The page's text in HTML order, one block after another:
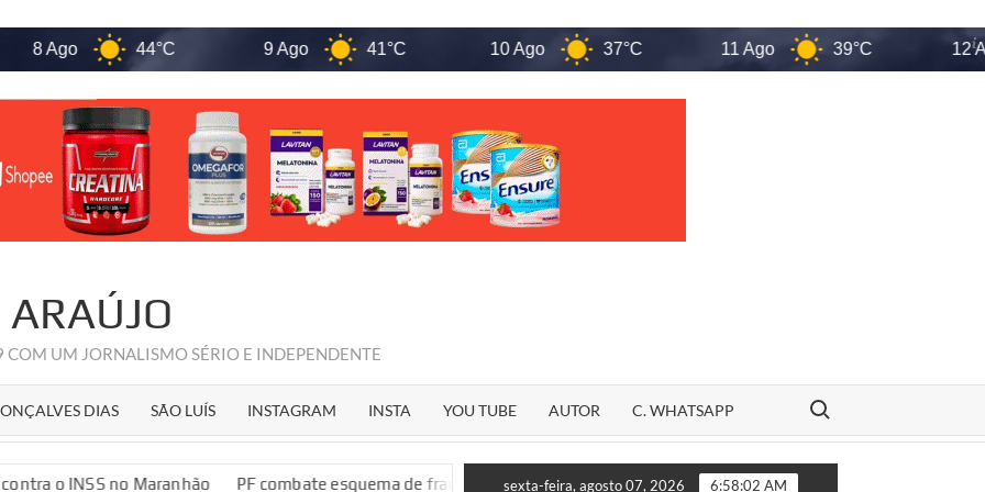
44°C 41°C 37°C 39°C
UM JORNALISMO SÉRIO E INDEPENDENTE
DIAS SÃO LUÍS INSTAGRAM INSTA YOU TUBE AUTOR C. WHATSAPP
Search for:
no Maranhão PF combate esquema de fraudes contra o INSS no Maranhão “VINGANÇA OU ACASO?” Família de
sexta-feira, agosto 07, 2026 6:58:03 AM